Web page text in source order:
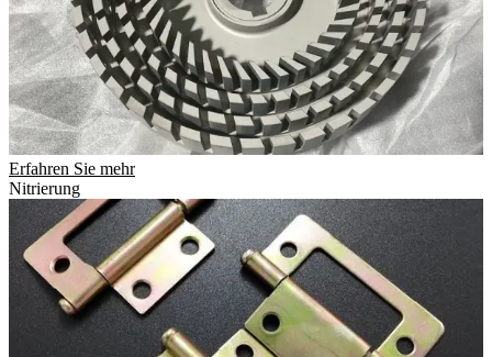
Erfahren Sie mehr
Nitrierung